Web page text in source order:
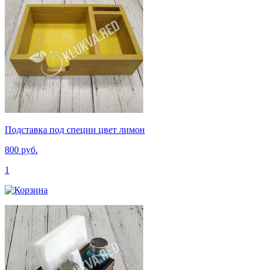
Подставка под специи цвет лимон
800 руб.
1